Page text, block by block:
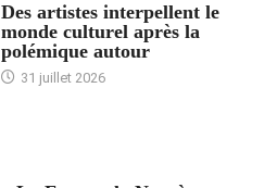
Des artistes interpellent le
monde culturel après la
polémique autour
31 juillet 2026